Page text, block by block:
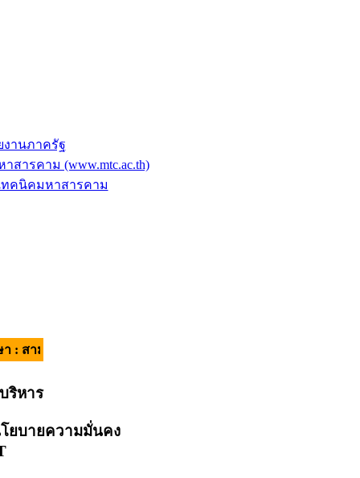
งานภาครัฐ
ารคาม (www.mtc.ac.th)
ทคนิคมหาสารคาม
คคี มีวินัย ใส่ใจบริการ | อัตลักษณ์ของผู้เรียน : วินัยดี มีทักษะ |
ริหาร
ยบายความมั่นคง